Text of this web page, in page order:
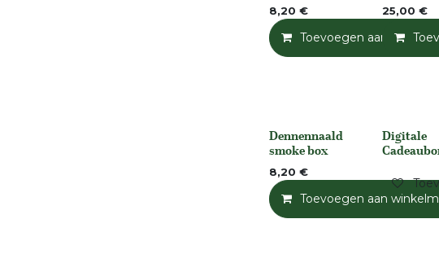
8,20 €
Toevoegen aan
25,00 €
None
Dennennaald
smoke box
8,20 €
Toevoegen aan
None
Digitale